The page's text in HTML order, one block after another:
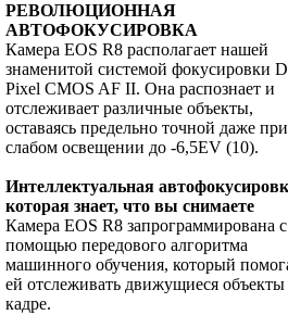
РЕВОЛЮЦИОННАЯ
АВТОФОКУСИРОВКА
Камера EOS R8 располагает нашей
знаменитой системой фокусировки
Pixel CMOS AF II. Она распознает и
отслеживает различные объекты,
оставаясь предельно точной даже при
слабом освещении до -6,5EV (10).
Интеллектуальная
которая знает, что вы снимаете
Камера EOS R8 запрограммирована с
помощью передового алгоритма
машинного обучения, который
ей отслеживать движущиеся объекты
кадре.